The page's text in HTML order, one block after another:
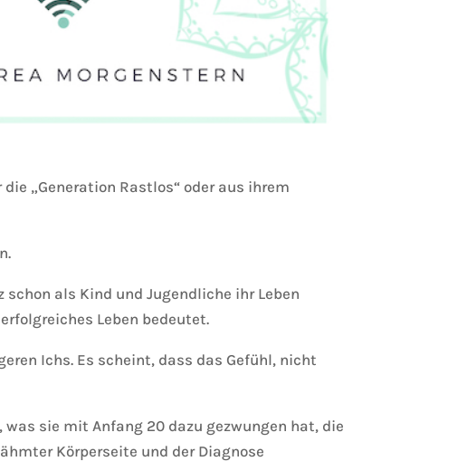
„Generation Rastlos“ oder aus ihrem
als Kind und Jugendliche ihr Leben
Leben bedeutet.
Ichs. Es scheint, dass das Gefühl, nicht
sie mit Anfang 20 dazu gezwungen hat, die
Körperseite und der Diagnose